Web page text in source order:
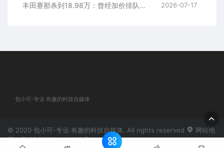
丰田赛那杀到18.98万：曾经加价排队的MPV，这次真把价格打下来了 2026-07-17
包小可-专业.有趣的科技自媒体
© 2020 包小可-专业.有趣的科技自媒体. All rights reserved
网站地
图
粤ICP备2024184932号-1